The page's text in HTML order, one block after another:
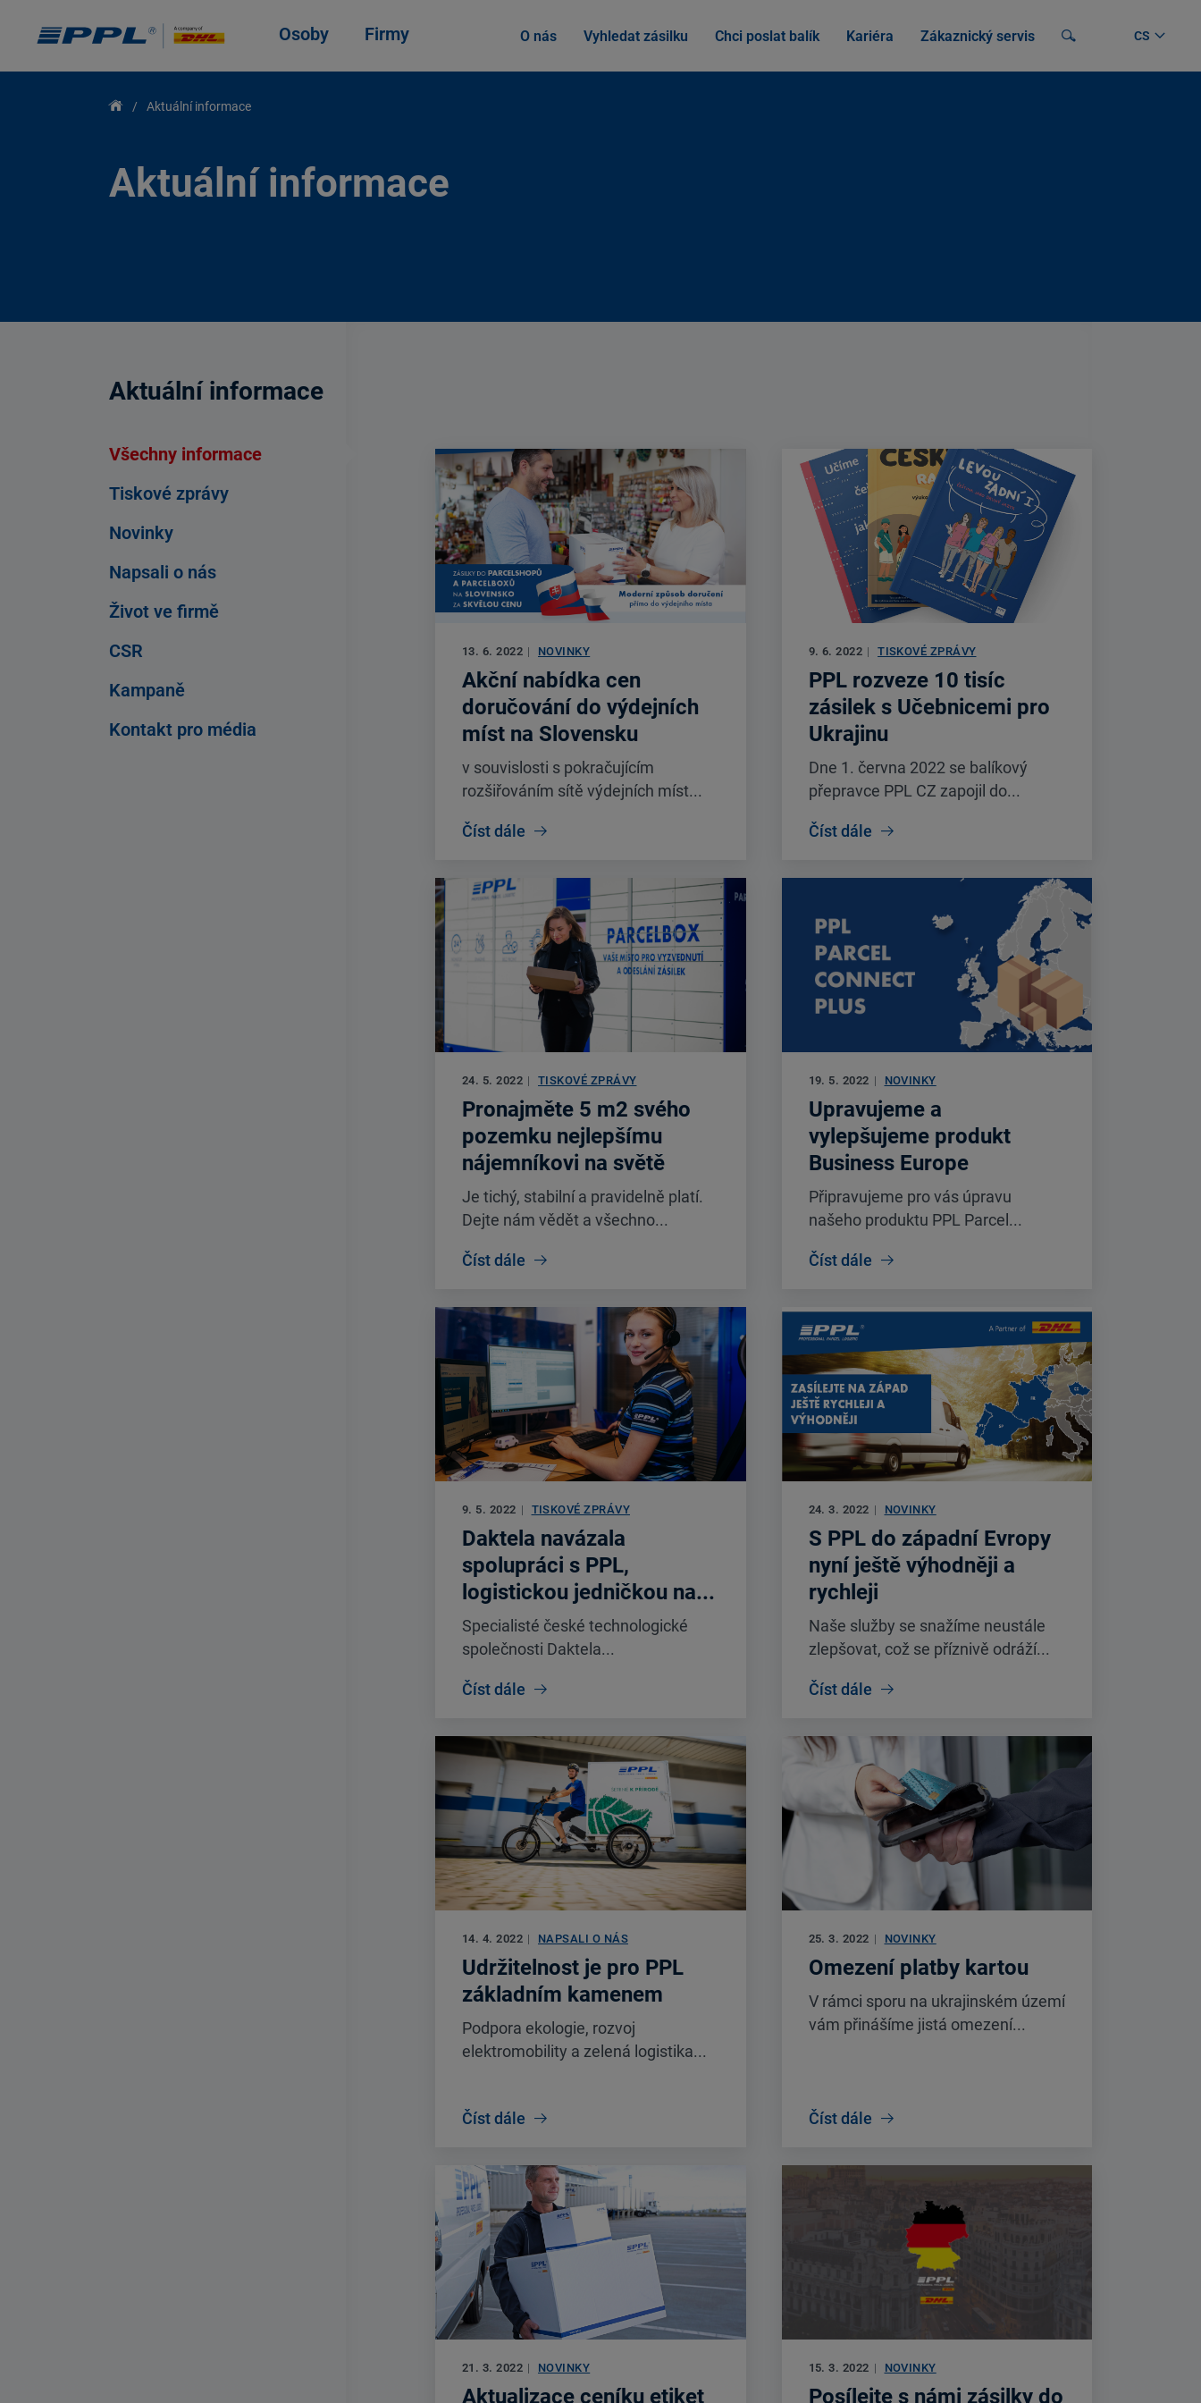
Osoby Firmy O nás Vyhledat zásilku Chci poslat balík Kariéra Zákaznický servis
Vyhledávání
Aktuální informace
Aktuální informace
Aktuální informace
Všechny informace
Tiskové zprávy
Novinky
Napsali o nás
Život ve firmě
CSR
Kampaně
Kontakt pro média
13. 6. 2022 | NOVINKY
Akční nabídka cen
doručování do výdejních
míst na Slovensku
v souvislosti s pokračujícím
rozšiřováním sítě výdejních míst...
Číst dále
9. 6. 2022 | TISKOVÉ ZPRÁVY
PPL rozveze 10 tisíc
zásilek s Učebnicemi pro
Ukrajinu
Dne 1. června 2022 se balíkový
přepravce PPL CZ zapojil do...
Číst dále
24. 5. 2022 | TISKOVÉ ZPRÁVY
Pronajměte 5 m2 svého
pozemku nejlepšímu
nájemníkovi na světě
Je tichý, stabilní a pravidelně platí.
Dejte nám vědět a všechno...
Číst dále
19. 5. 2022 | NOVINKY
Upravujeme a
vylepšujeme produkt
Business Europe
Připravujeme pro vás úpravu
našeho produktu PPL Parcel...
Číst dále
9. 5. 2022 | TISKOVÉ ZPRÁVY
Daktela navázala
spolupráci s PPL,
logistickou jedničkou na...
Specialisté české technologické
společnosti Daktela...
Číst dále
24. 3. 2022 | NOVINKY
S PPL do západní Evropy
nyní ještě výhodněji a
rychleji
Naše služby se snažíme neustále
zlepšovat, což se příznivě odráží...
Číst dále
14. 4. 2022 | NAPSALI O NÁS
Udržitelnost je pro PPL
základním kamenem
Podpora ekologie, rozvoj
elektromobility a zelená logistika...
Číst dále
25. 3. 2022 | NOVINKY
Omezení platby kartou
V rámci sporu na ukrajinském území
vám přinášíme jistá omezení...
Číst dále
21. 3. 2022 | NOVINKY
Aktualizace ceníku etiket
15. 3. 2022 | NOVINKY
Posílejte s námi zásilky do